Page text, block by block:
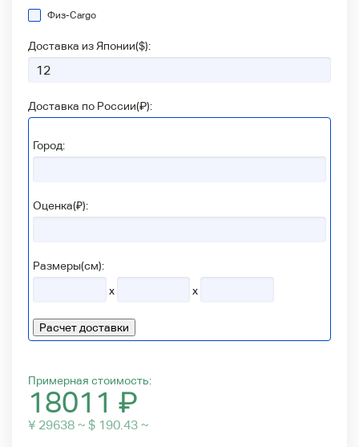
Физ-Сargo
Доставка из Японии($):
Доставка по России(₽):
Город:
Оценка(₽):
Размеры(см):
x
x
Расчет доставки
Примерная стоимость:
18011 ₽
¥ 29638 ~ $ 190.43 ~